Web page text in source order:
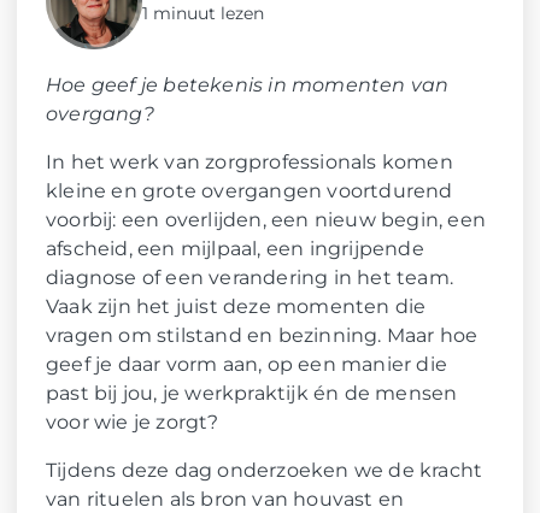
1 minuut lezen
Hoe geef je betekenis in momenten van
overgang?
In het werk van zorgprofessionals komen
kleine en grote overgangen voortdurend
voorbij: een overlijden, een nieuw begin, een
afscheid, een mijlpaal, een ingrijpende
diagnose of een verandering in het team.
Vaak zijn het juist deze momenten die
vragen om stilstand en bezinning. Maar hoe
geef je daar vorm aan, op een manier die
past bij jou, je werkpraktijk én de mensen
voor wie je zorgt?
Tijdens deze dag onderzoeken we de kracht
van rituelen als bron van houvast en